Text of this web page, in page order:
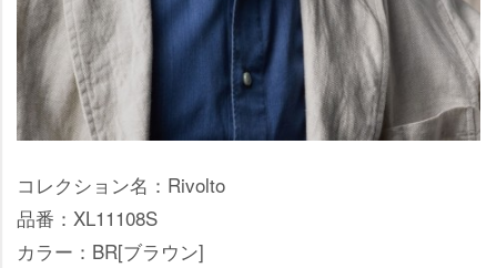
コレクション名：Rivolto
品番：XL11108S
カラー：BR[ブラウン]